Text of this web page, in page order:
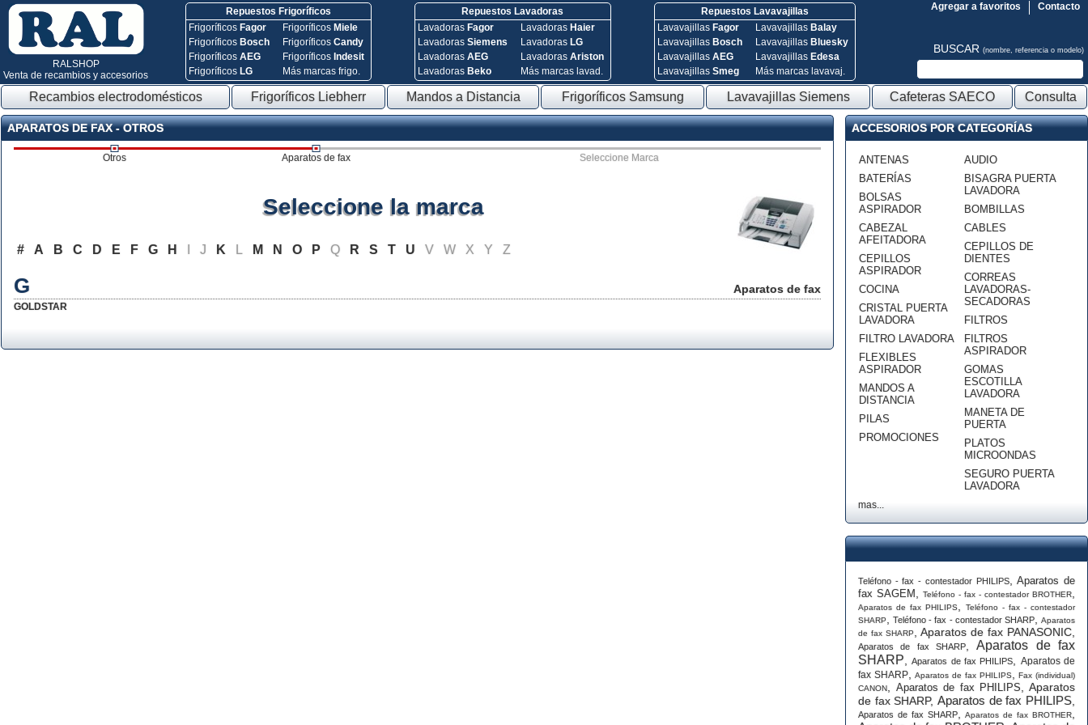
RALSHOP
Venta de recambios y accesorios
Repuestos Frigoríficos
Frigoríficos Fagor
Frigoríficos Bosch
FrigoríficosAEG
Frigoríficos LG
Frigoríficos Miele
FrigoríficosCandy
Frigoríficos Indesit
Más marcas frigo.
Repuestos Lavadoras
Lavadoras Fagor
Lavadoras Siemens
Lavadoras AEG
Lavadoras Beko
Lavadoras Haier
Lavadoras LG
Lavadoras Ariston
Más marcas lavad.
Repuestos Lavavajillas
Lavavajillas Fagor
Lavavajillas Bosch
Lavavajillas AEG
Lavavajillas Smeg
Lavavajillas Balay
Lavavajillas Bluesky
Lavavajillas Edesa
Más marcas lavavaj.
Contacto
Agregar a favoritos
BUSCAR (nombre, referencia o modelo)
Recambios electrodomésticos Frigoríficos Liebherr Mandos a Distancia Frigoríficos Samsung Lavavajillas Siemens Cafeteras SAECO Consulta
APARATOS DE FAX - OTROS
Otros Aparatos de fax Seleccione Marca
Aparatos de fax
Seleccione la marca
# A B C D E F G H J K L M N O P Q R S T U V W X Y Z
G
GOLDSTAR
ACCESORIOS POR CATEGORÍAS
ANTENAS
BATERÍAS
BOLSAS
ASPIRADOR
CABEZAL
AFEITADORA
CEPILLOS
ASPIRADOR
COCINA
CRISTAL PUERTA
LAVADORA
FILTRO LAVADORA
FLEXIBLES
ASPIRADOR
MANDOS A
DISTANCIA
PILAS
PROMOCIONES
AUDIO
BISAGRA PUERTA
LAVADORA
BOMBILLAS
CABLES
CEPILLOS DE
DIENTES
CORREAS
LAVADORAS-
SECADORAS
FILTROS
FILTROS
ASPIRADOR
GOMAS
ESCOTILLA
LAVADORA
MANETA DE
PUERTA
PLATOS
MICROONDAS
SEGURO PUERTA
LAVADORA
mas...
Teléfono - fax - contestador PHILIPS,Aparatos de
fax SAGEM
Teléfono - fax - contestador BROTHER
Aparatos de fax PHILIPS
Teléfono - fax - contestador
SHARP
,Teléfono - fax - contestador SHARP,Aparatos
de fax SHARP
Aparatos de fax PANASONIC
Aparatos de fax SHARP ,Aparatos de fax
SHARP ,Aparatos de fax PHILIPS
Aparatos de
fax SHARP,Aparatos de fax PHILIPS,Fax (individual)
CANON
Aparatos de fax PHILIPS ,Aparatos
de fax SHARP,Aparatos de fax PHILIPS
Aparatos de fax SHARP,Aparatos de fax BROTHER